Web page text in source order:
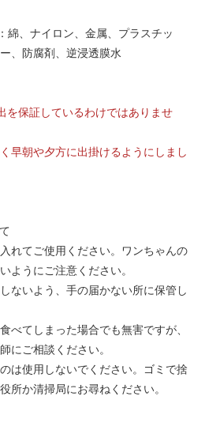
綿、ナイロン、金属、プラスチッ
、防腐剤、逆浸透膜水
を保証しているわけではありませ
早朝や夕方に出掛けるようにしまし
れてご使用ください。ワンちゃんの
ようにご注意ください。
ないよう、手の届かない所に保管し
べてしまった場合でも無害ですが、
にご相談ください。
は使用しないでください。ゴミで捨
所か清掃局にお尋ねください。